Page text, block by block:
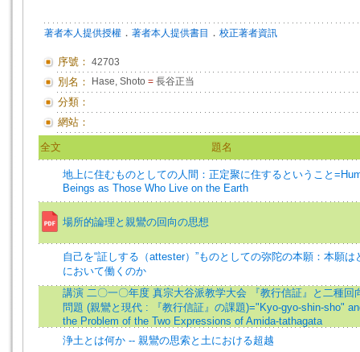
著者本人提供授權 ． 著者本人提供書目 ． 校正著者資訊
序號： 42703
別名： Hase, Shoto = 長谷正当
分類：
網站：
全文 題名
地上に住むものとしての人間：正定聚に住するということ
Beings as Those Who Live on the Earth
場所的論理と親鸞の回向の思想
自己を“証しする（attester）”ものとしての弥陀の本願：本願は
において働くのか
講演 二〇一〇年度 真宗大谷派教学大会 『教行信証』と二種回
問題 (親鸞と現代 : 『教行信証』の課題)="Kyo-gyo-shin-sho"
the Problem of the Two Expressions of Amida-tathagata
浄土とは何か -- 親鸞の思索と土における超越